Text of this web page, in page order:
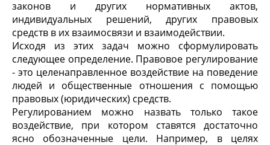
законов и других нормативных актов,
индивидуальных решений, других правовых
средств в их взаимосвязи и взаимодействии.
Исходя из этих задач можно сформулировать
следующее определение. Правовое регулирование
- это целенаправленное воздействие на поведение
людей и общественные отношения с помощью
правовых (юридических) средств.
Регулированием можно назвать только такое
воздействие, при котором ставятся достаточно
ясно обозначенные цели. Например, в целях